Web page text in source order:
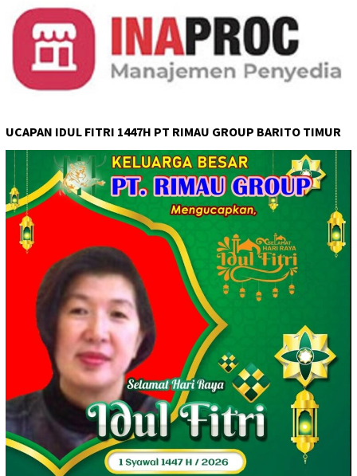
UCAPAN IDUL FITRI 1447H PT RIMAU GROUP BARITO TIMUR